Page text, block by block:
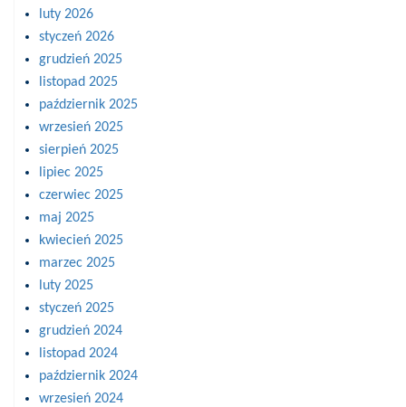
luty 2026
styczeń 2026
grudzień 2025
listopad 2025
październik 2025
wrzesień 2025
sierpień 2025
lipiec 2025
czerwiec 2025
maj 2025
kwiecień 2025
marzec 2025
luty 2025
styczeń 2025
grudzień 2024
listopad 2024
październik 2024
wrzesień 2024